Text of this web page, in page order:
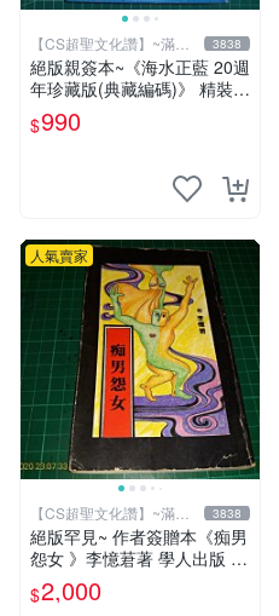
【CS超聖文化讚】~滿千
元送運
3838
絕版親簽本~《海水正藍 20週
年珍藏版(典藏編碼)》 精裝
張曼娟 皇冠【CS超聖文化2
讚】
$990
人氣賣家
【CS超聖文化讚】~滿千
元送運
3838
絕版罕見~ 作者簽贈本《痴男
怨女 》李憶莙著 學人出版 19
90年初版 書側有微斑 【CS
超聖文化讚】
$2,000